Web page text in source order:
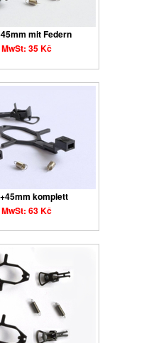
mit Federn
35 Kč
komplett
63 Kč